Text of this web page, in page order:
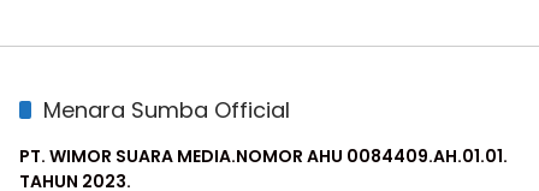
Menara Sumba Official
PT. WIMOR SUARA MEDIA.NOMOR AHU 0084409.AH.01.01.
TAHUN 2023.